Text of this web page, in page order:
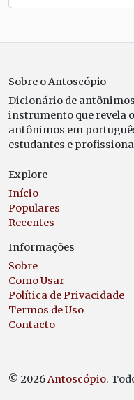
Sobre o Antoscópio
Dicionário de
instrumento que revela
antônimos em
estudantes e
Explore
Início
Populares
Recentes
Informações
Sobre
Como Usar
Política de Privacidade
Termos de Uso
Contacto
© 2026Antoscópio.